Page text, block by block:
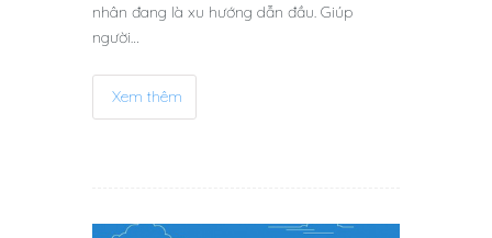
nhân đang là xu hướng dẫn đầu. Giúp
người…
Xem thêm